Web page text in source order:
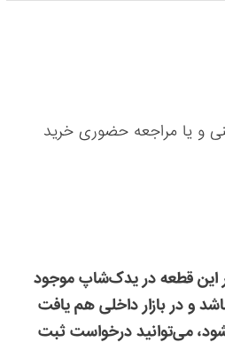
و یا مراجعه حضوری خرید
این قطعه در یدک‌شاپ موجود
و در بازار داخلی هم یافت
می‌توانید درخواست ثبت